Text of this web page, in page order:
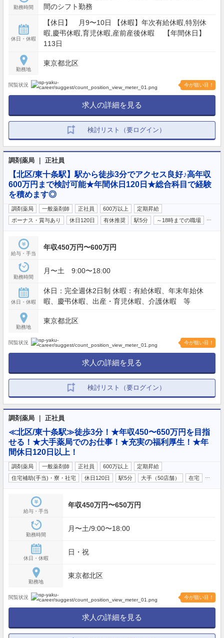
勤務時間
間のシフト勤務
休日・休暇
【休日】 月9〜10日 【休暇】年次有給休暇,特別休
暇,慶弔休暇,育児休暇,産前産後休暇 【年間休日】
113日
勤務地
東京都北区
閲覧状況 今が狙い目！
求人の詳細を見る
検討リスト（要ログイン）
調剤薬局 ｜ 正社員
【北区/東十条駅】駅から徒歩3分でアクセス良好♪高年収
600万円まで検討可能★年間休日120日★総合科目で経験
を積めます◎
調剤薬局 一般薬剤師 正社員 600万以上
定期昇給
ボーナス・賞与あり
休日120日 有休推奨 駅5分 ～18時までの職場
給与・手当
年収450万円〜600万円
勤務時間
月〜土 9:00〜18:00
休日・休暇
休日：完全週休2日制 休暇：有給休暇、年末年始休
暇、慶弔休暇、出産・育児休暇、介護休暇 等
勤務地
東京都北区
閲覧状況 今が狙い目！
求人の詳細を見る
検討リスト（要ログイン）
調剤薬局 ｜ 正社員
≪北区/東十条駅≫徒歩3分！★年収450〜650万円を目指
せる！★大手薬局でのお仕事！★充実の福利厚生！★年
間休日120日以上！
調剤薬局 一般薬剤師 正社員 600万以上
定期昇給
住宅補助(手当)・寮・社宅
休日120日 駅5分 大手（50店舗） 在宅
給与・手当
年収450万円〜650万円
勤務時間
月〜土/9:00〜18:00
休日・休暇
日・祝
勤務地
東京都北区
閲覧状況 今が狙い目！
求人の詳細を見る